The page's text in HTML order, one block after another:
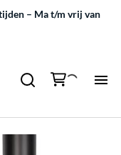
– Ma t/m vrij van